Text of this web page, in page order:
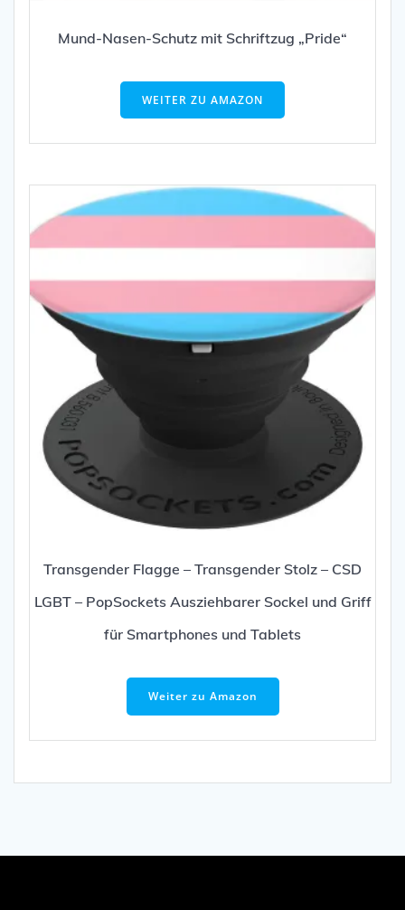
Mund-Nasen-Schutz mit Schriftzug „Pride“
WEITER ZU AMAZON
Transgender Flagge – Transgender Stolz – CSD
LGBT – PopSockets Ausziehbarer Sockel und Griff
für Smartphones und Tablets
Weiter zu Amazon